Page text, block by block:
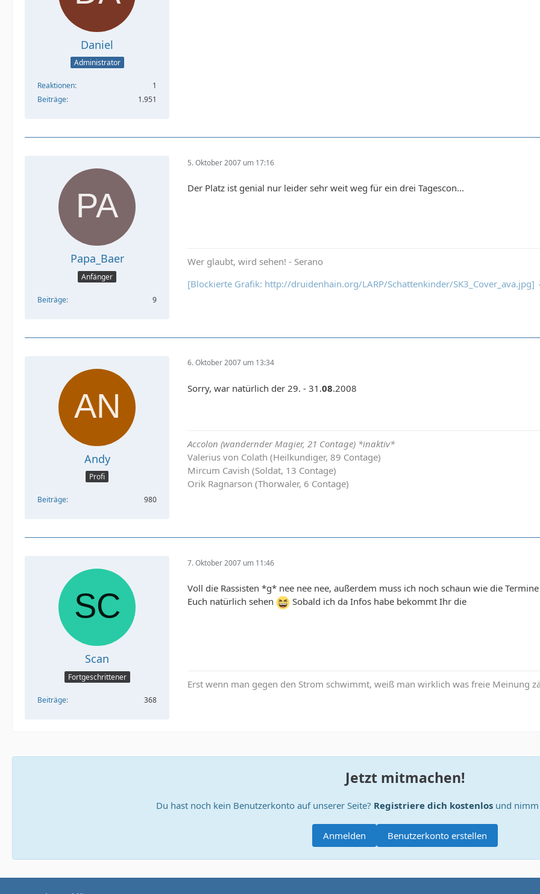
Daniel
Administrator
Reaktionen
1
Beiträge
1.951
Papa_Baer
Anfänger
Beiträge 9
5. Oktober 2007 um 17:16
Der Platz ist genial nur leider sehr weit weg für ein drei Tagescon...
Wer glaubt, wird sehen! - Serano
[Blockierte Grafik: http://druidenhain.org/LARP/Schattenkinder/SK3_Cover_ava.jpg]
Andy
Profi
Beiträge 980
6. Oktober 2007 um 13:34
Sorry, war natürlich der 29. - 31.08.2008
Accolon (wandernder Magier, 21 Contage) *inaktiv*
Valerius von Colath (Heilkundiger, 89 Contage)
Mircum Cavish (Soldat, 13 Contage)
Orik Ragnarson (Thorwaler, 6 Contage)
Scan
Fortgeschrittener
Beiträge 368
7. Oktober 2007 um 11:46
Voll die Rassisten *g* nee nee nee, außerdem muss ich noch schaun wie die
Euch natürlich sehen
Sobald ich da Infos habe bekommt Ihr die
Erst wenn man gegen den Strom schwimmt, weiß man wirklich was freie Meinung
Jetzt mitmachen!
Du hast noch kein Benutzerkonto auf unserer Seite? Registriere dich kostenlosund nimm
Benutzerkonto erstellen
Anmelden